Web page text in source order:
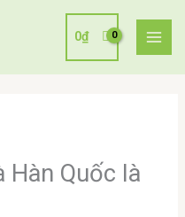
0₫
Hàn Quốc là